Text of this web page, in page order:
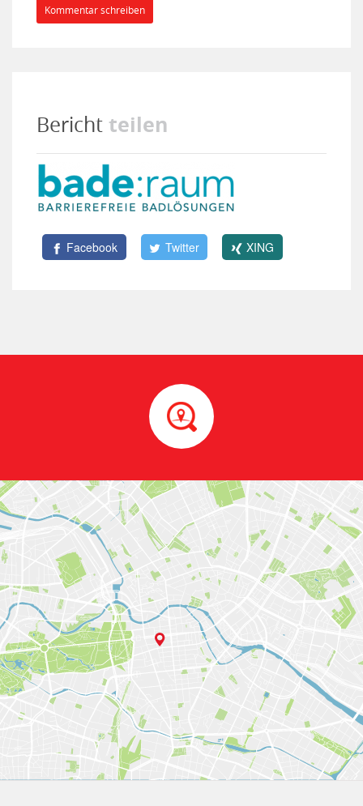
Kommentar schreiben
Bericht teilen
Facebook Twitter XING